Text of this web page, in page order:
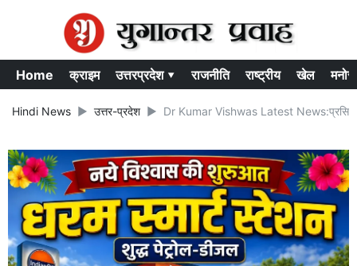
Home क्राइम उत्तरप्रदेश ▾ राजनीति राष्ट्रीय खेल
Hindi News उत्तर-प्रदेश Dr Kumar Vishwas Latest News:प्रसिद्ध